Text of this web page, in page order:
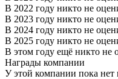
В 2022 году никто не
В 2023 году никто не
В 2024 году никто не
В 2025 году никто не
В этом году ещё никто не
Награды компании
У этой компании пока нет